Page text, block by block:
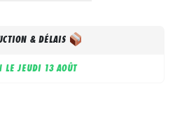
& DÉLAIS
LEJEUDI 13 AOÛT